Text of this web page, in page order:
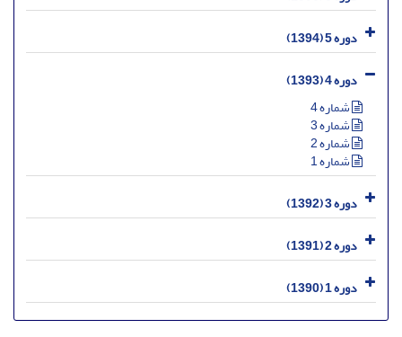
دوره 5 (1394)
دوره 4 (1393)
شماره 4
شماره 3
شماره 2
شماره 1
دوره 3 (1392)
دوره 2 (1391)
دوره 1 (1390)